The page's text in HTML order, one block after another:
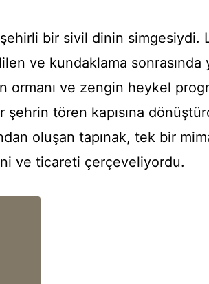
şehirli bir sivil dinin simgesiydi.
ve kundaklama sonrasında
ormanı ve zengin heykel
tören kapısına
oluşan tapınak, tek bir
ve ticareti çerçeveliyordu.